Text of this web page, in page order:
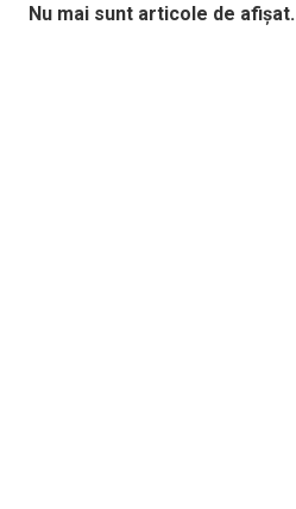
Nu mai sunt articole de afișat.